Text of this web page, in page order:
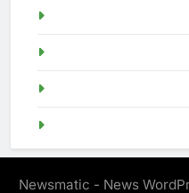
Newsmatic - News